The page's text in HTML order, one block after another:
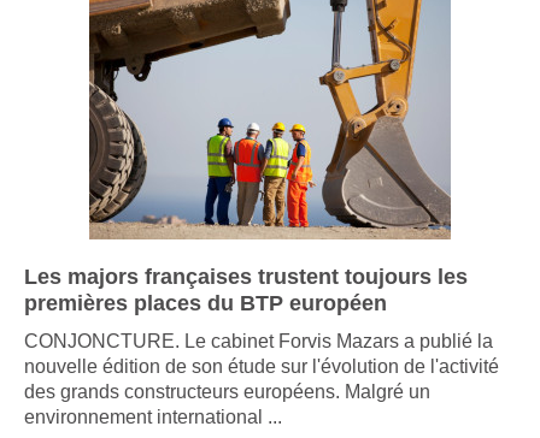
Les majors françaises trustent toujours les
premières places du BTP européen
CONJONCTURE. Le cabinet Forvis Mazars a publié la
nouvelle édition de son étude sur l'évolution de l'activité
des grands constructeurs européens. Malgré un